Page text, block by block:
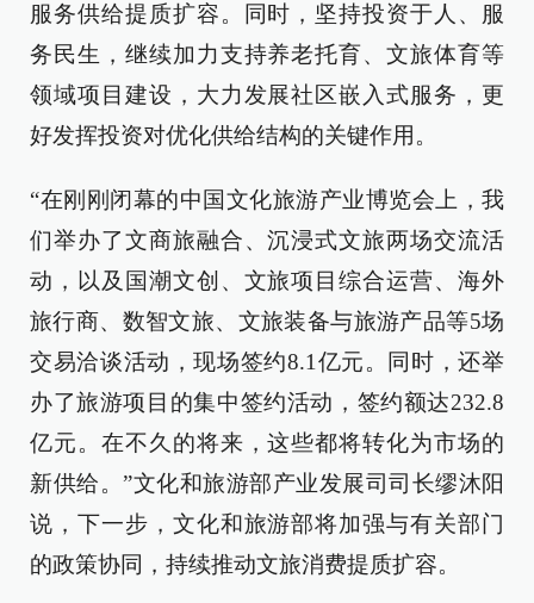
服务供给提质扩容。同时，坚持投资于人、服
务民生，继续加力支持养老托育、文旅体育等
领域项目建设，大力发展社区嵌入式服务，更
好发挥投资对优化供给结构的关键作用。
“在刚刚闭幕的中国文化旅游产业博览会上，我
们举办了文商旅融合、沉浸式文旅两场交流活
动，以及国潮文创、文旅项目综合运营、海外
旅行商、数智文旅、文旅装备与旅游产品等5场
交易洽谈活动，现场签约8.1亿元。同时，还举
办了旅游项目的集中签约活动，签约额达232.8
亿元。在不久的将来，这些都将转化为市场的
新供给。”文化和旅游部产业发展司司长缪沐阳
说，下一步，文化和旅游部将加强与有关部门
的政策协同，持续推动文旅消费提质扩容。